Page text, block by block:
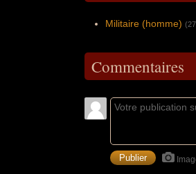
Militaire (homme)
Commentaires